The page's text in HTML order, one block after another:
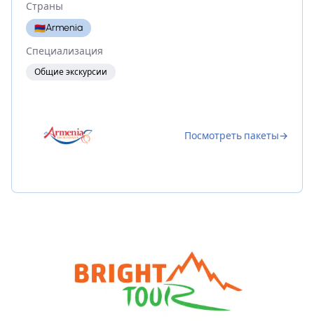
Страны
🇦🇲Armenia
Специализация
Общие экскурсии
Посмотреть пакеты→